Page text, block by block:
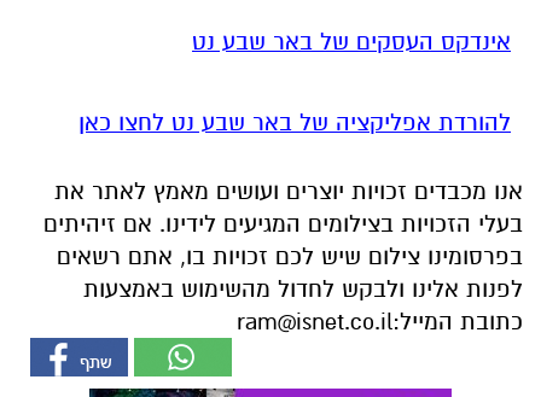
אינדקס העסקים של באר שבע נט
להורדת אפליקציה של באר שבע נט לחצו כאן
אנו מכבדים זכויות יוצרים ועושים מאמץ לאתר את
בעלי הזכויות בצילומים המגיעים לידינו. אם זיהיתים
בפרסומינו צילום שיש לכם זכויות בו, אתם רשאים
לפנות אלינו ולבקש לחדול מהשימוש באמצעות
כתובת המייל:ram@isnet.co.il